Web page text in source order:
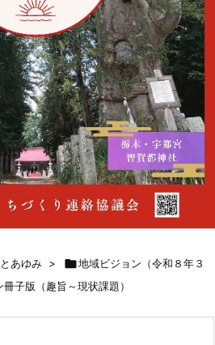
あゆみ > 地域ビジョン（令和８年３
子版（趣旨～現状課題）